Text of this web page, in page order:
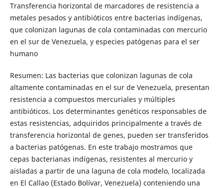
Transferencia horizontal de marcadores de resistencia a
metales pesados y antibióticos entre bacterias indígenas,
que colonizan lagunas de cola contaminadas con mercurio
en el sur de Venezuela, y especies patógenas para el ser
humano
Resumen: Las bacterias que colonizan lagunas de cola
altamente contaminadas en el sur de Venezuela, presentan
resistencia a compuestos mercuriales y múltiples
antibióticos. Los determinantes genéticos responsables de
estas resistencias, adquiridos principalmente a través de
transferencia horizontal de genes, pueden ser transferidos
a bacterias patógenas. En este trabajo mostramos que
cepas bacterianas indígenas, resistentes al mercurio y
aisladas a partir de una laguna de cola modelo, localizada
en El Callao (Estado Bolívar, Venezuela) conteniendo una